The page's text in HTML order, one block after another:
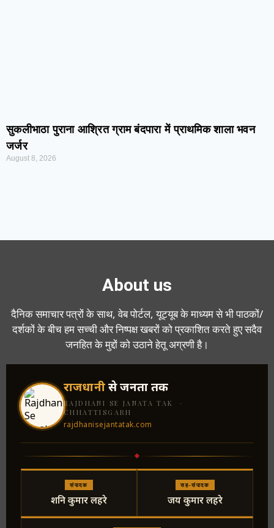
सुकलीभाठा पुराना आश्रित ग्राम बंदपारा में प्राथमिक शाला भवन
जर्जर
August 8, 2026
About us
दैनिक समाचार पत्रों के साथ, वेब पोर्टल, यूट्यूब के माध्यम से भी पाठकों/
दर्शकों के बीच हम सच्ची और निष्पक्ष खबरों को प्रकाशित करते हुए सदैव
जनहित के मुद्दों को उठाने हेतू अग्रणी है।
राजधानीसे जनता तक
RAJDHANI SE JANATA TAK ·
CHHATTISGARH
rajdhanisejantatak.com
संपादक
शनि कुमार लहरे
सह-संपादक
जय कुमार लहरे